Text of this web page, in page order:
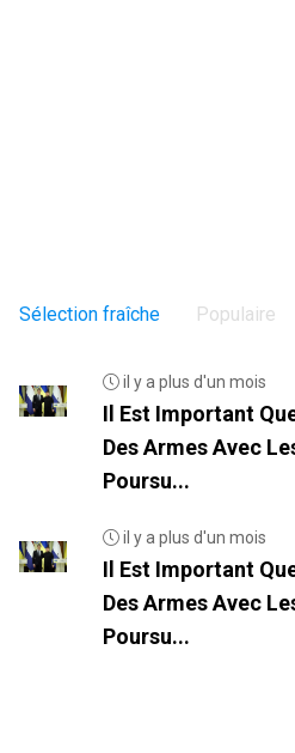
Sélection fraîche Populaire
il y a plus d'un mois
Il Est Important
Des Armes Avec
Poursu...
il y a plus d'un mois
Il Est Important
Des Armes Avec
Poursu...